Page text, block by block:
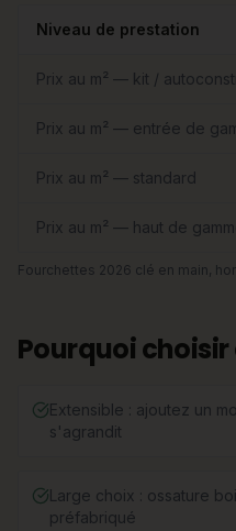
Niveau de prestation
Prix au m² — kit /
Prix au m² — entrée de
Prix au m² — standard
Prix au m² — haut de
Fourchettes 2026 clé en main,
Pourquoi
Extensible : ajoutez un
s'agrandit
Large choix : ossature
préfabriqué